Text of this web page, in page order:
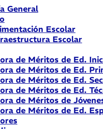
General
Escolar
Escolar
de Méritos de Ed.
de Méritos de Ed.
de Méritos de Ed.
de Méritos de Ed.
de Méritos de
de Méritos de Ed.